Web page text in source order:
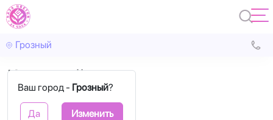
Грозный
Ваш город - Грозный?
Да Изменить
Карта сайта
В коробках